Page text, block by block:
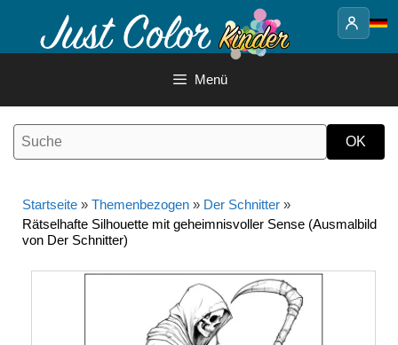
Inhalt
Menü
Startseite » Themenbezogen » Der Schnitter »
Rätselhafte Silhouette mit geheimnisvoller Sense (Ausmalbild
von Der Schnitter)